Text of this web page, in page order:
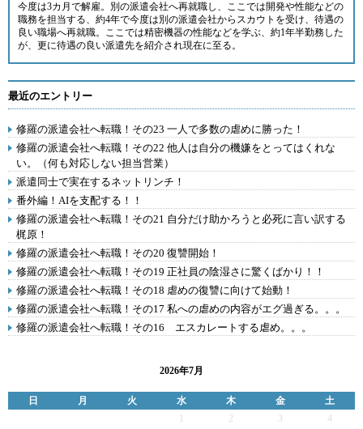
今度は3カ月で解雇。別の派遣会社へ再就職し、ここでは開発や性能などの
職務を担当する、約4年で今度は別の派遣会社からスカウトを受け、待遇の
良い職場へ再就職。ここでは精密機器の性能などを学ぶ、約1年半勤務した
が、更に待遇の良い派遣先を紹介され現在に至る。
最近のエントリー
修羅の派遣会社へ転職！その23 一人で多数の虐めに勝った！
修羅の派遣会社へ転職！その22 他人は自分の機嫌をとってはくれな
い。（何も対応しない担当営業）
派遣同士で実在するネットリンチ！
番外編！AIを支配する！！
修羅の派遣会社へ転職！その21 自分だけ助かろうと必死に言い訳する
梶原！
修羅の派遣会社へ転職！その20 復讐開始！
修羅の派遣会社へ転職！その19 正社員の陰湿さに驚くばかり！！
修羅の派遣会社へ転職！その18 虐めの復讐に向けて始動！
修羅の派遣会社へ転職！その17 私への虐めの内容がエグ過ぎる。。。
修羅の派遣会社へ転職！その16 エスカレートする虐め。。。
2026年7月
日 月 火 水 木 金
土
2 3
4